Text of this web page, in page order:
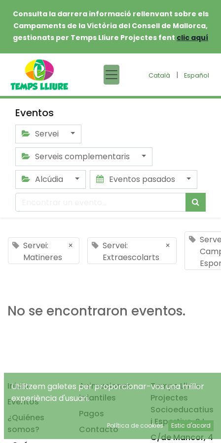
Consulta la darrera informació rellenvant sobre els
Campaments de la Victòria del Consell de Mallorca,
gestionats per Temps Lliure Projectes fent clic aquí
Català | Español
Eventos
Servei
Serveis complementaris
Alcúdia
Eventos pasados
Servei:
Matineres
×
Servei:
Extraescolarts
×
No se encontraron eventos.
Inicio
Eventos
¿Quiénes
somos?
Animaciones
infantiles
Pagos
Contacto
Temps Lliure
Projectes
Socioeducatius
i Esportius, S.L.
C/de Mancor, 4
Utilitzem galetes per proporcionar-vos una millor
experiència d'usuari.
Política de cookies Estic d'acord